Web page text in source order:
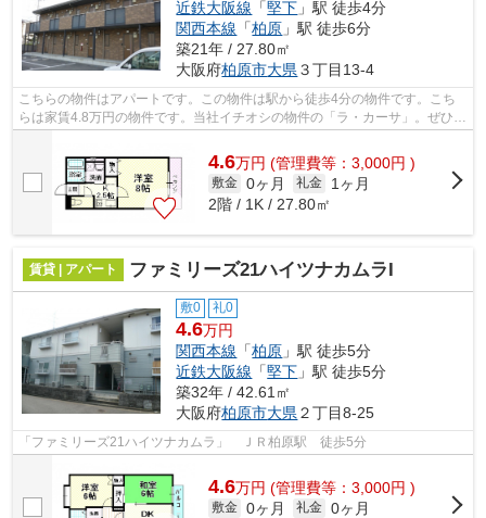
近鉄大阪線 「堅下 」駅 徒歩4分
関西本線 「柏原 」駅 徒歩6分
築21年 / 27.80㎡
大阪府柏原市大県３丁目13-4
こちらの物件はアパートです。この物件は駅から徒歩4分の物件です。こち
らは家賃4.8万円の物件です。当社イチオシの物件の「ラ・カーサ」。ぜひ一
4.6万円 (管理費等：3,000円 )
敷金 0ヶ月 礼金
1ヶ月
2階 / 1K / 27.80㎡
賃貸 | アパート ファミリーズ21ハイツナカムラI
敷0 礼0
4.6万円
関西本線 「柏原 」駅 徒歩5分
近鉄大阪線 「堅下 」駅 徒歩5分
築32年 / 42.61㎡
大阪府柏原市大県 ２丁目8-25
「ファミリーズ21ハイツナカムラ」 ＪＲ柏原駅 徒歩5分
4.6万円 (管理費等：3,000円 )
敷金 0ヶ月 礼金 0ヶ月